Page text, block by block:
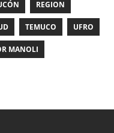
REGION
TEMUCO UFRO
MANOLI